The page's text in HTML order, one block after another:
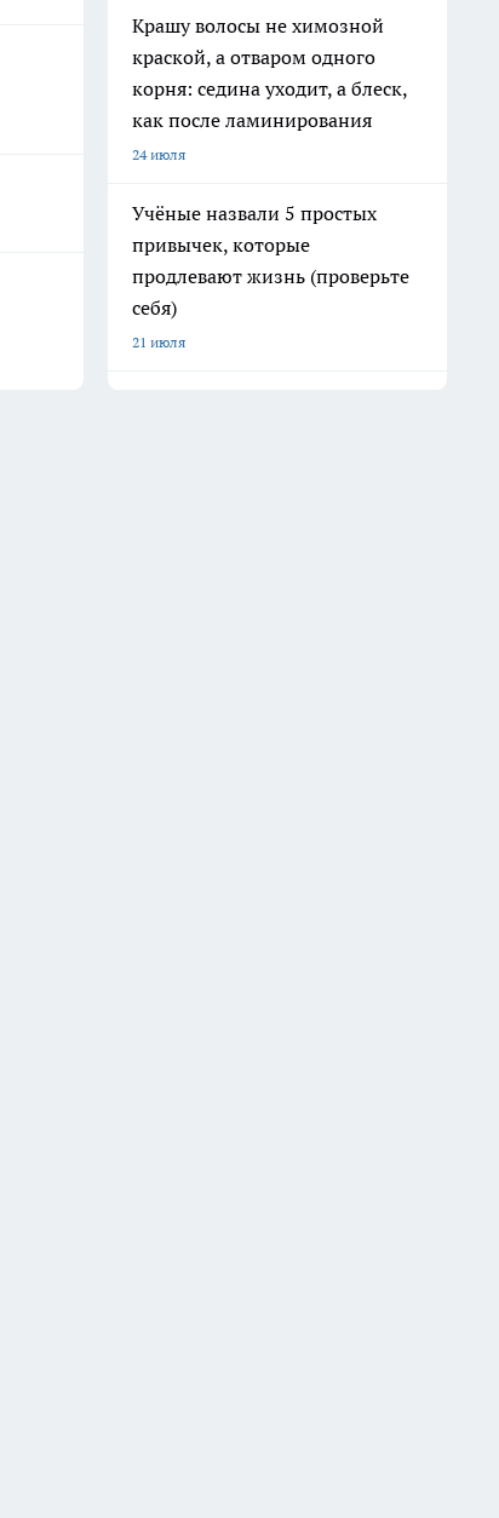
Крашу волосы не химозной
краской, а отваром одного
корня: седина уходит, а блеск,
как после ламинирования
24 июля
Учёные назвали 5 простых
привычек, которые
продлевают жизнь (проверьте
себя)
21 июля